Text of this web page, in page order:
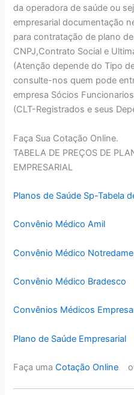
da operadora de saúde ou
empresarial documentação
para contratação de plano
CNPJ,Contrato Social e
(Atenção depende do Tipo
consulte-nos quem pode
empresa Sócios Funcionarios
(CLT-Registrados e seus
Faça Sua Cotação Online.
TABELA DE PREÇOS DE
EMPRESARIAL
Planos de Saúde Sp-Tabela
Convênio Médico Amil
Convênio Médico Notredame
Convênio Médico Bradesco
Convênios Médicos
Plano de Saúde Empresarial
Faça umaCotação Online